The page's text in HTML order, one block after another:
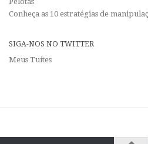
Conheça as 10 estratégias de
SIGA-NOS NO TWITTER
Meus Tuítes